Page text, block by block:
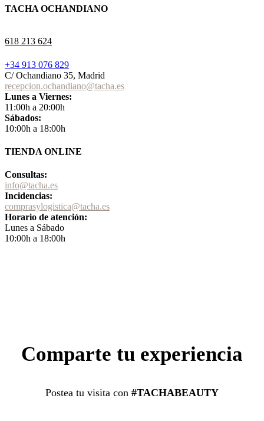
TACHA OCHANDIANO
618 213 624
+34 913 076 829
C/ Ochandiano 35, Madrid
recepcion.ochandiano@tacha.es
Lunes a Viernes:
11:00h a 20:00h
Sábados:
10:00h a 18:00h
TIENDA ONLINE
Consultas:
info@tacha.es
Incidencias:
comprasylogistica@tacha.es
Horario de atención:
Lunes a Sábado
10:00h a 18:00h
Comparte tu experiencia
Postea tu visita con #TACHABEAUTY